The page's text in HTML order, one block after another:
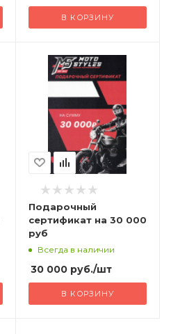
В КОРЗИНУ
Подарочный
сертификат на 30 000
руб
Всегда в наличии
30 000руб./шт
В КОРЗИНУ